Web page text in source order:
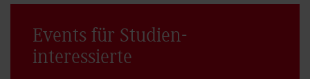
Events für Studien­
interessierte